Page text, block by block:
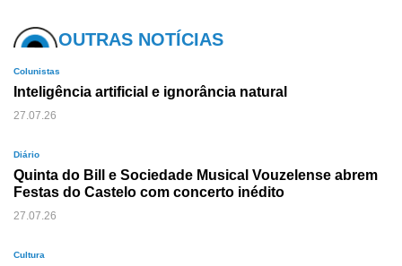
OUTRAS NOTÍCIAS
Colunistas
Inteligência artificial e ignorância natural
27.07.26
Diário
Quinta do Bill e Sociedade Musical Vouzelense abrem
Festas do Castelo com concerto inédito
27.07.26
Cultura